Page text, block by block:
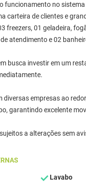
funcionamento no
carteira de clientes e
freezers, 01 geladeira,
atendimento e 02
busca investir em um
diversas empresas ao
garantindo excelente
a alterações sem
Lavabo